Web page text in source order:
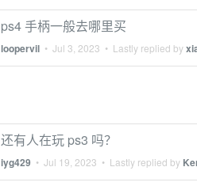
ps4 手柄一般去哪里买
loopervil • Jul 3, 2023 • Lastly replied by
还有人在玩 ps3 吗？
iyg429 • Jul 19, 2023 • Lastly replied by